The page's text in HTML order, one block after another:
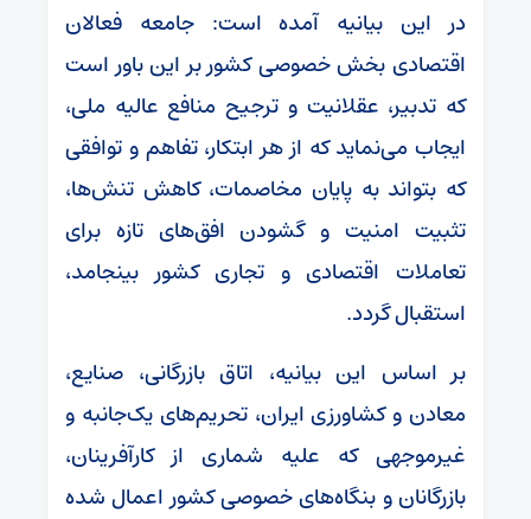
در این بیانیه آمده است: جامعه فعالان
اقتصادی بخش خصوصی کشور بر این باور است
که تدبیر، عقلانیت و ترجیح منافع عالیه ملی،
ایجاب می‌نماید که از هر ابتکار، تفاهم و توافقی
که بتواند به پایان مخاصمات، کاهش تنش‌ها،
تثبیت امنیت و گشودن افق‌های تازه برای
تعاملات اقتصادی و تجاری کشور بینجامد،
استقبال گردد.
بر اساس این بیانیه، اتاق بازرگانی، صنایع،
معادن و کشاورزی ایران، تحریم‌های یک‌جانبه و
غیرموجهی که علیه شماری از کارآفرینان،
بازرگانان و بنگاه‌های خصوصی کشور اعمال شده